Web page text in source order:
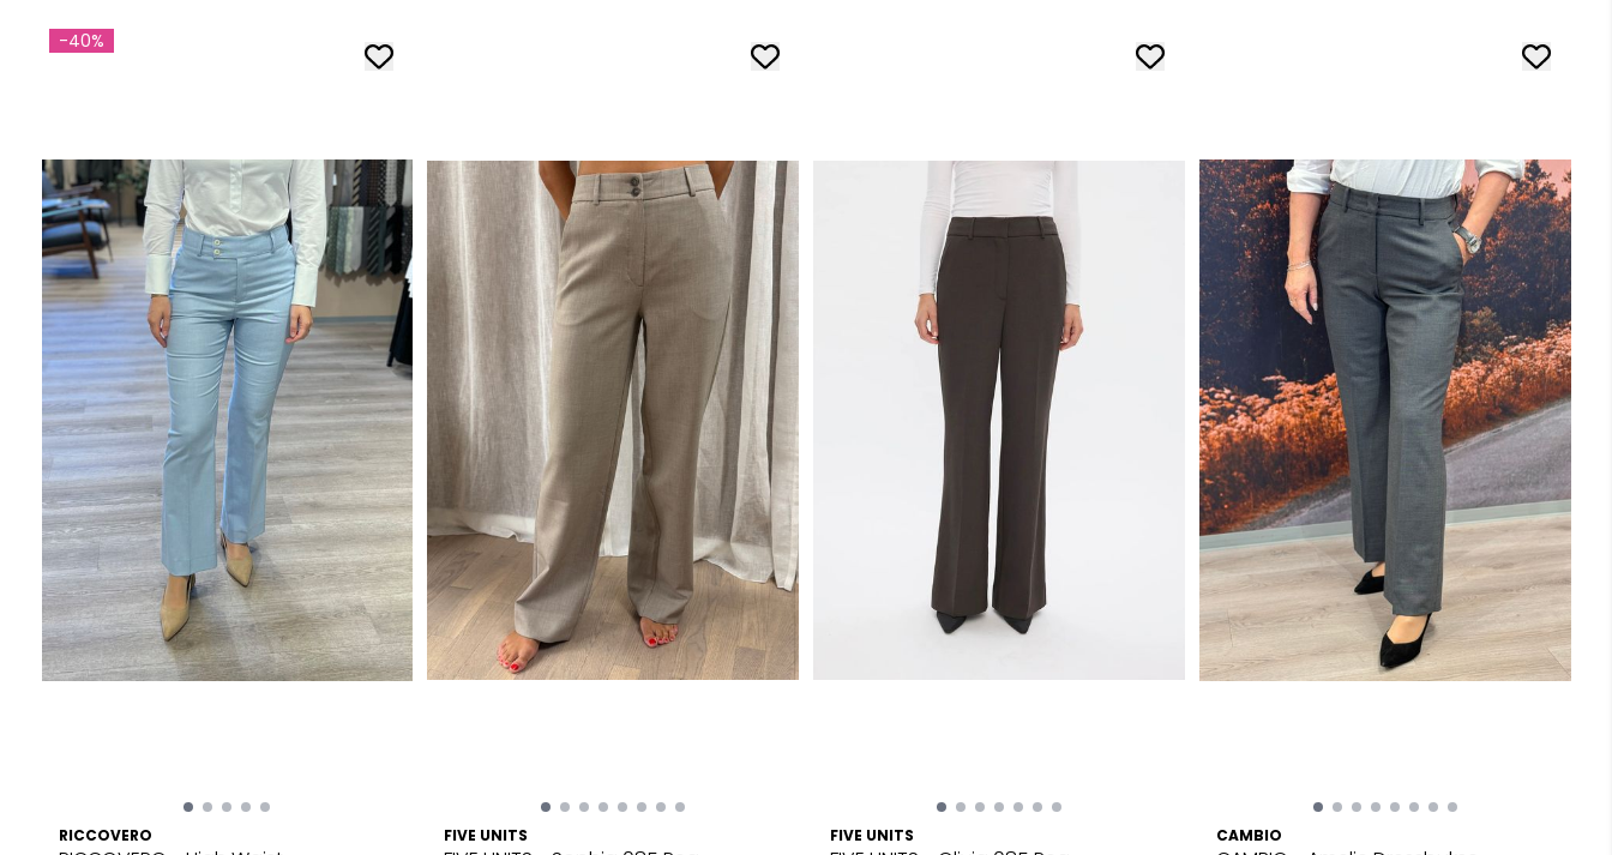
-40%
RICCOVERO FIVE UNITS FIVE UNITS CAMBIO